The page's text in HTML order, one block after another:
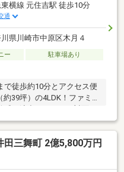
横線 元住吉駅 徒歩10分
通
県川崎市中原区木月４
ー
駐車場あり
徒歩約10分とアクセス便
39坪）の4LDK！ファミリ
ムは居室としてもお使い
イルにも対応可能！◆納戸
トで、いつでもお住まいす
あり、晴れた日には第2
三舞町 2億5,800万円